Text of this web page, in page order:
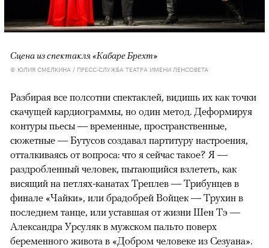
Сцена из спектакля «Кабаре Брехт»
© ЮЛИЯ СМЕЛКИНА / ПРЕСС-СЛУЖБА ТЕАТРА ИМЕНИ ЛЕНСОВЕТА
Разбирая все полсотни спектаклей, видишь их как точки
скачущей кардиограммы, но один метод. Деформируя
контуры пьесы — временные, пространственные,
сюжетные — Бутусов создавал партитуру настроения,
отталкиваясь от вопроса: что я сейчас такое? Я —
раздробленный человек, пытающийся взлететь, как
висящий на петлях-канатах Треплев — Трибунцев в
финале «Чайки», или брадобрей Войцек — Трухин в
последнем танце, или уставшая от жизни Шен Тэ —
Александра Урсуляк в мужском пальто поверх
беременного живота в «Добром человеке из Сезуана».